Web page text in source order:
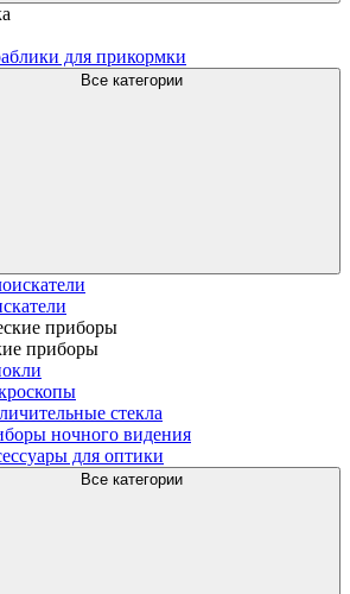
для прикормки
Все категории
приборы
стекла
ночного видения
для оптики
Все категории